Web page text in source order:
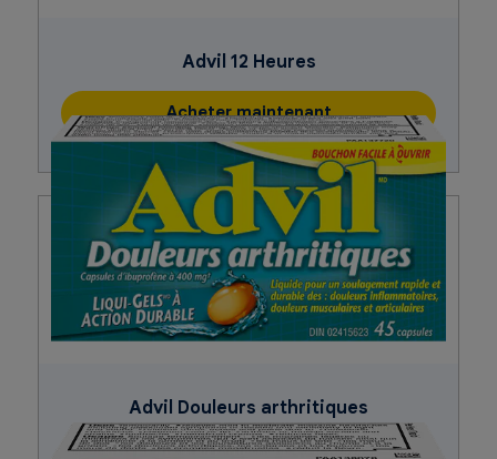
Advil 12 Heures
Acheter maintenant
Advil Douleurs arthritiques